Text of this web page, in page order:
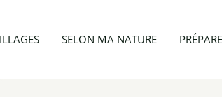
SELON MA NATURE